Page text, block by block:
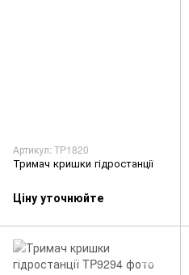
Артикул: TP1820
Тримач кришки гідростанції
Ціну уточнюйте